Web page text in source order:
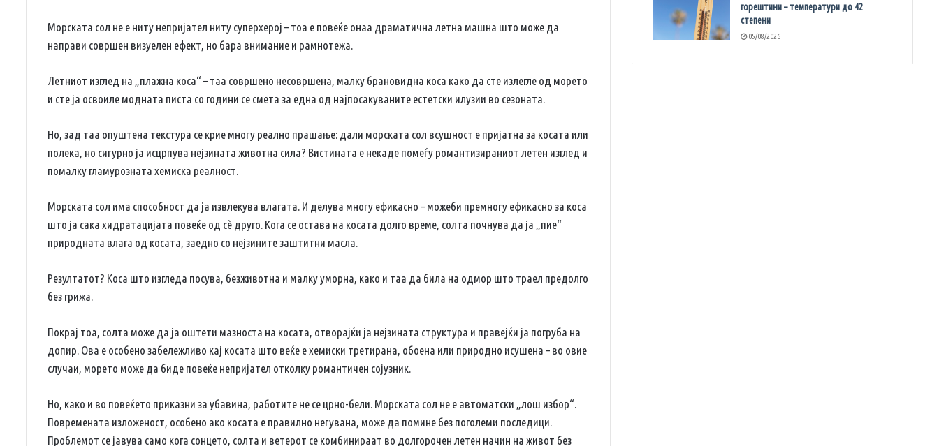
Морската сол не е ниту непријател ниту суперхерој – тоа е повеќе онаа драматична летна машна што може да
направи совршен визуелен ефект, но бара внимание и рамнотежа.
Летниот изглед на „плажна коса“ – таа совршено несовршена, малку брановидна коса како да сте излегле од морето
и сте ја освоиле модната писта со години се смета за една од најпосакуваните естетски илузии во сезоната.
Но, зад таа опуштена текстура се крие многу реално прашање: дали морската сол всушност е пријатна за косата или
полека, но сигурно ја исцрпува нејзината животна сила? Вистината е некаде помеѓу романтизираниот летен изглед и
помалку гламурозната хемиска реалност.
Морската сол има способност да ја извлекува влагата. И делува многу ефикасно – можеби премногу ефикасно за коса
што ја сака хидратацијата повеќе од сè друго. Кога се остава на косата долго време, солта почнува да ја „пие“
природната влага од косата, заедно со нејзините заштитни масла.
Резултатот? Коса што изгледа посува, безживотна и малку уморна, како и таа да била на одмор што траел предолго
без грижа.
Покрај тоа, солта може да ја оштети мазноста на косата, отворајќи ја нејзината структура и правејќи ја погруба на
допир. Ова е особено забележливо кај косата што веќе е хемиски третирана, обоена или природно исушена – во овие
случаи, морето може да биде повеќе непријател отколку романтичен сојузник.
Но, како и во повеќето приказни за убавина, работите не се црно-бели. Морската сол не е автоматски „лош избор“.
Повремената изложеност, особено ако косата е правилно негувана, може да помине без поголеми последици.
Проблемот се јавува само кога сонцето, солта и ветерот се комбинираат во долгорочен летен начин на живот без
горештини – температури до 42
степени
05/08/2026